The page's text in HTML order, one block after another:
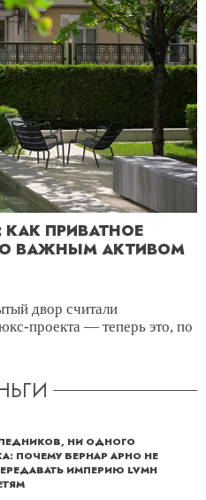
КАК ПРИВАТНОЕ
ВАЖНЫМ АКТИВОМ
двор считали
проекта — теперь это, по
НИ ОДНОГО
ПОЧЕМУ БЕРНАР АРНО НЕ
ИМПЕРИЮ LVMH